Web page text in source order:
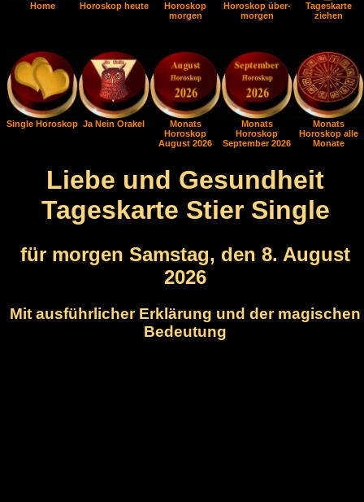
Home Horoskop heute
Horoskop
morgen
Horoskop über-
morgen
Tageskarte
ziehen
Single Horoskop Ja Nein Orakel
Monats
Horoskop
August 2026
Monats
Horoskop
September 2026
Monats
Horoskop alle
Monate
Liebe und Gesundheit
Tageskarte Stier Single
für morgen Samstag, den 8. August
2026
Mit ausführlicher Erklärung und der magischen
Bedeutung